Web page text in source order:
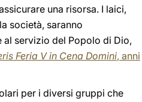
una risorsa. I laici,
società, saranno
servizio del Popolo di Dio,
Feria V in Cena Domini, anni
per i diversi gruppi che